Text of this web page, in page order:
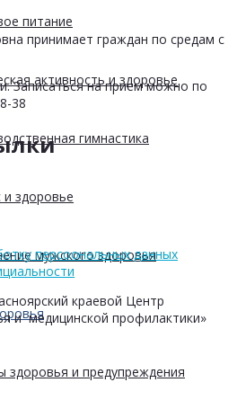
питание
активность и здоровье
гимнастика
и здоровье
мужского здоровья
здоровья и предупреждения
принимает граждан по средам с
Записаться на прием можно по
38
персоональных данных
краевой Центр
и медицинской профилактики»